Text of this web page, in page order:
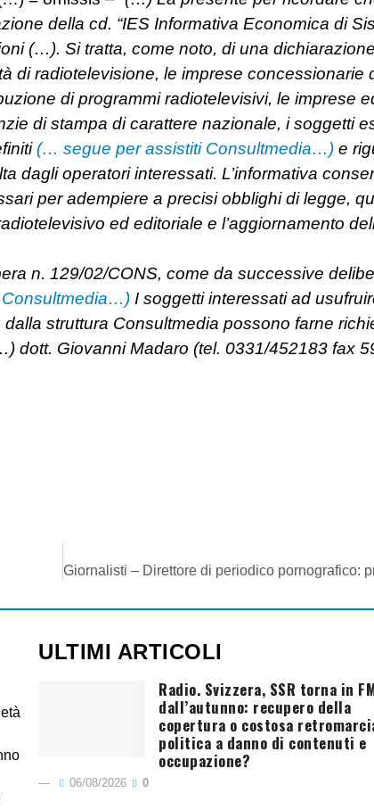
della cd. “IES Informativa Economica di
(…). Si tratta, come noto, di una
di radiotelevisione, le imprese concessionarie
di programmi radiotelevisivi, le imprese
di stampa di carattere nazionale, i soggetti
(… segue per assistiti Consultmedia…) e
dagli operatori interessati. L’informativa
per adempiere a precisi obblighi di legge,
ed editoriale e l’aggiornamento
n. 129/02/CONS, come da successive
I soggetti interessati ad
struttura Consultmedia possono farne
dott. Giovanni Madaro (tel. 0331/452183 fax
ULTIMI ARTICOLI
Radio. Svizzera, SSR torna in
dall’autunno: recupero della
copertura o costosa
politica a danno di contenuti e
occupazione?
06/08/2026 0